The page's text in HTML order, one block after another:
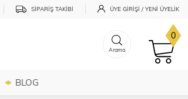
SIPARIŞ TAKIBI ÜYE GIRIŞI / YENI ÜYELIK
Arama
0
BLOG